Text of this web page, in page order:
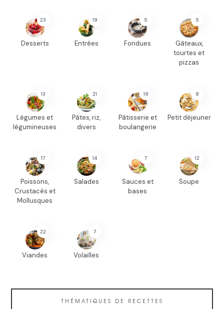
23
Desserts
19
Entrées
5
Fondues
5
Gâteaux,
tourtes et
pizzas
13
Légumes et
légumineuses
21
Pâtes, riz,
divers
19
Pâtisserie et
boulangerie
8
Petit déjeuner
17
Poissons,
Crustacés et
Mollusques
14
Salades
7
Sauces et
bases
12
Soupe
22
Viandes
7
Volailles
THÉMATIQUES DE RECETTES